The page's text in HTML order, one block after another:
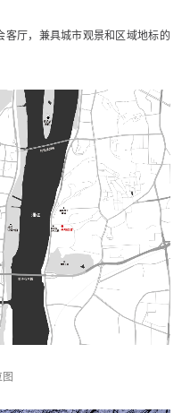
客厅，兼具城市观景和区域地标的